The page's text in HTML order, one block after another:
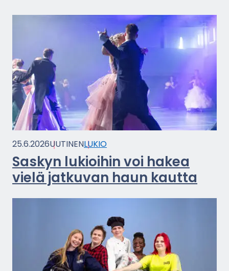
25.6.2026UU­TI­NENLUKIO
Sas­kyn lu­kioi­hin voi hakea
vielä jat­ku­van haun kaut­ta